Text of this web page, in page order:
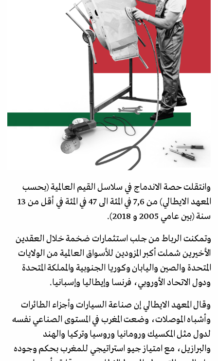
وانتقلت حصة الاندماج في سلاسل القيم العالمية (بحسب
المعهد الايطالي) من 7,6 في المئة الى 47 في المئة في أقل من 13
سنة (بين عامي 2005 و 2018).
وتمكنت الرباط من جلب استثمارات ضخمة خلال العقدين
الأخيرين شملت أكبر المزودين للأسواق العالمية من الولايات
المتحدة والصين واليابان وكوريا الجنوبية والمملكة المتحدة
ودول الاتحاد الأوروبي، فرنسا وإيطاليا وإسبانيا.
وقال المعهد الايطالي إن صناعة السيارات وأجزاء الطائرات
وأشباه الموصلات، وضعت المغرب في المستوى الصناعي نفسه
لدول مثل المكسيك ورومانيا وروسيا وتركيا والهند
والبرازيل، مع امتياز جيو استراتيجي للمغرب بحكم وجوده